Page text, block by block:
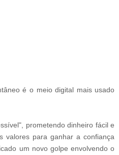
é o meio digital mais usado
prometendo dinheiro fácil e
valores para ganhar a confiança
um novo golpe envolvendo o